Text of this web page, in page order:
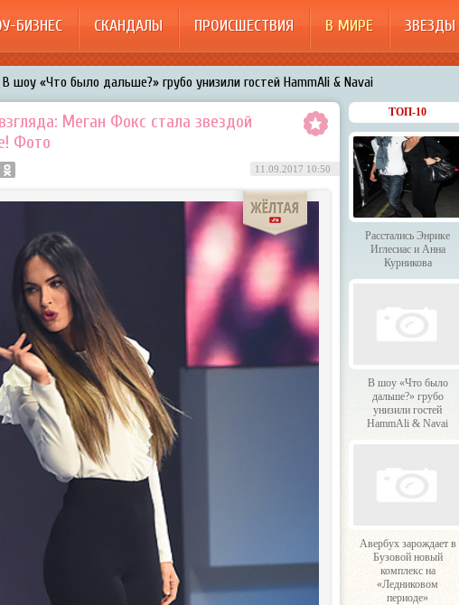
БИЗНЕС СКАНДАЛЫ ПРОИСШЕСТВИЯ В МИРЕ ЗВЕЗДЫ
В шоу «Что было дальше?» грубо унизили гостей HammAli & Navai
Авербух зарождает в Бузовой новый комплекс на «Ледниковом периоде»
«Мужик на 200%»: Тарзан признался, что изменил Королёвой с любовницами-
воровками
Галкин променял Дроботенко на Лазарева
Расстались Энрике Иглесиас и Анна Курникова
Меган Фокс стала звездой
Фото
11.09.2017 10:50
ТОП-10
Расстались Энрике
Иглесиас и Анна
Курникова
В шоу «Что было
дальше?» грубо
унизили гостей
HammAli & Navai
Авербух зарождает в
Бузовой новый
комплекс на
«Ледниковом
периоде»